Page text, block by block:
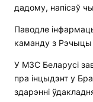
дадому, напісаў
Паводле
каманду з Рэчыцы
У МЗС Беларусі
пра інцыдэнт у
здарэнні